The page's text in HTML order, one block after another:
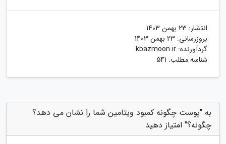
انتشار: 23 بهمن 1403
بروزرسانی: 23 بهمن 1403
گردآورنده: kbazmoon.ir
شناسه مطلب: 541
به "پوست چگونه کمبود ویتامین شما را نشان می دهد؟
چگونه؟" امتیاز دهید